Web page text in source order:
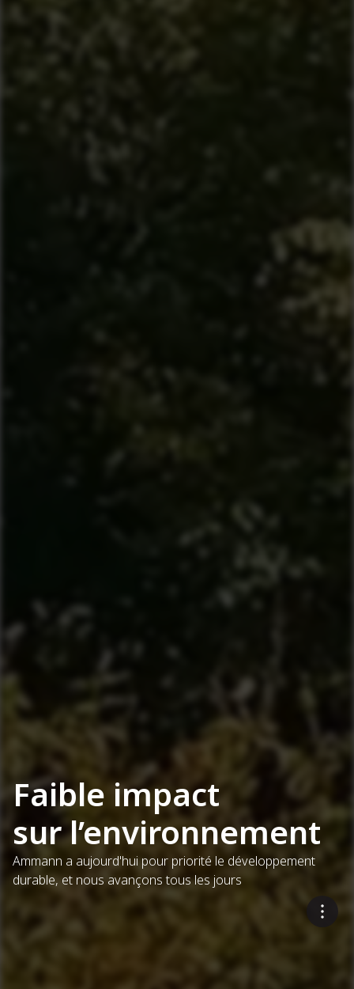
Faible impact
sur l’environnement
Ammann a aujourd'hui pour priorité le développement
durable, et nous avançons tous les jours